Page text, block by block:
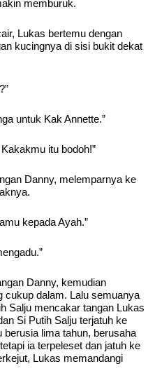
memburuk.
Lukas bertemu dengan
kucingnya di sisi bukit dekat
untuk Kak Annette.”
itu bodoh!”
Danny, melemparnya ke
kepada Ayah.”
Danny, kemudian
cukup dalam. Lalu semuanya
Salju mencakar tangan Lukas
Si Putih Salju terjatuh ke
berusia lima tahun, berusaha
ia terpeleset dan jatuh ke
Lukas memandangi